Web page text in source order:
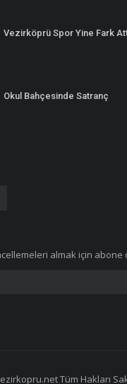
Vezirköprü Spor Yine Fark
Okul Bahçesinde Satranç
almak için abone
Tüm Hakları